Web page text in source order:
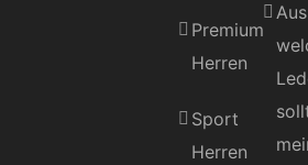
Premium
Herren
Sport
Herren
Aus